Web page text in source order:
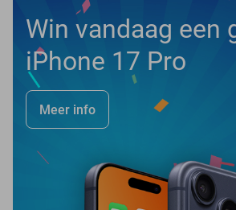
Win vandaag een
iPhone 17 Pro
Meer info